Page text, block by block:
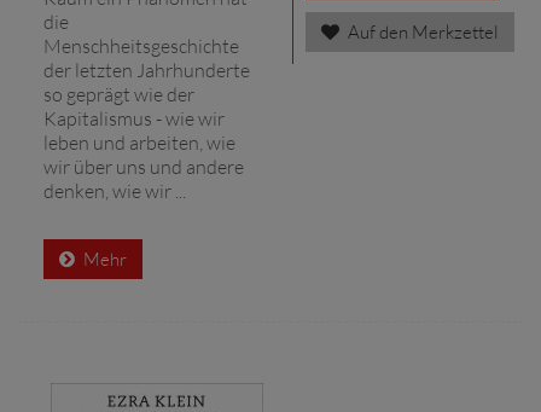
die
Menschheitsgeschichte
der letzten Jahrhunderte
so geprägt wie der
Kapitalismus - wie wir
leben und arbeiten, wie
wir über uns und andere
denken, wie wir ...
Mehr
Auf den Merkzettel